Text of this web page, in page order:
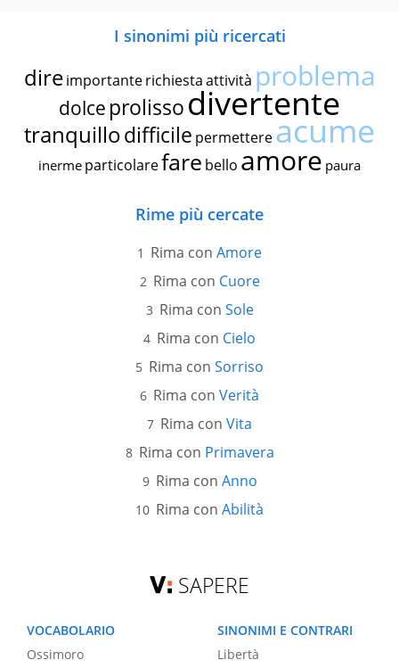
I sinonimi più ricercati
dire importante richiestaattività problema
dolce prolissodivertente
tranquillodifficile permettereacume
inerme particolarefare bello amore paura
Rime più cercate
Rima con Amore
Rima con Cuore
Rima con Sole
Rima con Cielo
Rima con Sorriso
Rima con Verità
Rima con Vita
Rima con Primavera
Rima con Anno
Rima con Abilità
SAPERE
VOCABOLARIO
Ossimoro
SINONIMI E CONTRARI
Libertà